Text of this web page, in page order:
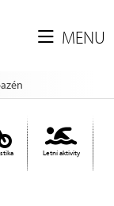
MENU
Letní aktivity